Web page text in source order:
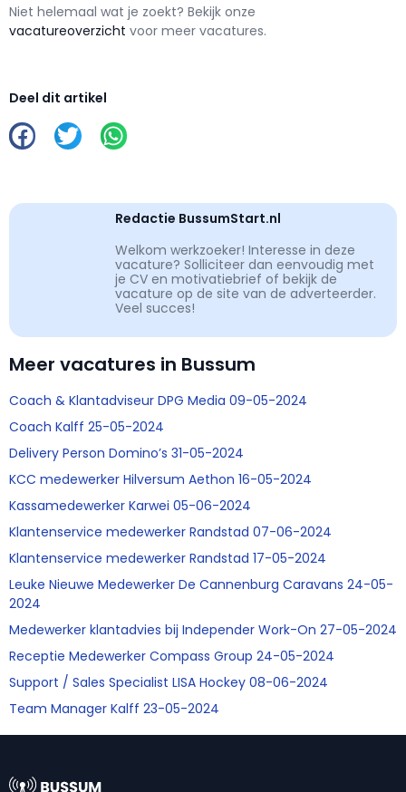
Niet helemaal wat je zoekt? Bekijk onze
vacatureoverzicht voor meer vacatures.
Deel dit artikel
Redactie BussumStart.nl
Welkom werkzoeker! Interesse in deze
vacature? Solliciteer dan eenvoudig met
je CV en motivatiebrief of bekijk de
vacature op de site van de adverteerder.
Veel succes!
Meer vacatures in Bussum
Coach & Klantadviseur DPG Media 09-05-2024
Coach Kalff 25-05-2024
Delivery Person Domino’s 31-05-2024
KCC medewerker Hilversum Aethon 16-05-2024
Kassamedewerker Karwei 05-06-2024
Klantenservice medewerker Randstad 07-06-2024
Klantenservice medewerker Randstad 17-05-2024
Leuke Nieuwe Medewerker De Cannenburg Caravans 24-05-
2024
Medewerker klantadvies bij Independer Work-On 27-05-2024
Receptie Medewerker Compass Group 24-05-2024
Support / Sales Specialist LISA Hockey 08-06-2024
Team Manager Kalff 23-05-2024